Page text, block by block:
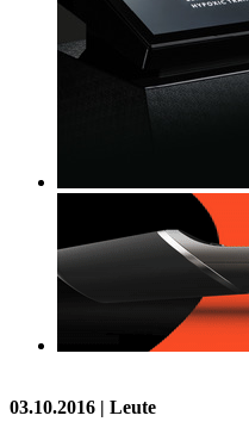
03.10.2016 | Leute